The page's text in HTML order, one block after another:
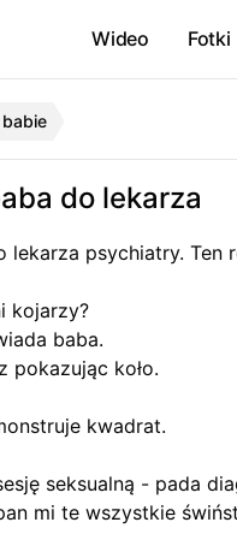
Wideo Fotki
do lekarza
lekarza psychiatry.
kojarzy?
baba.
pokazując koło.
kwadrat.
seksualną - pada
mi te wszystkie